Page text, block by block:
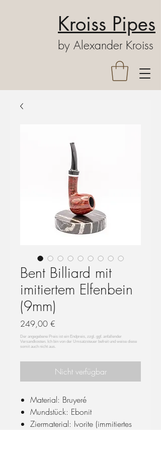
Kroiss Pipes
by Alexander Kroiss
Bent Billiard mit
imitiertem Elfenbein
(9mm)
249,00 €
Nicht verfügbar
Material: Bruyeré
Mundstück: Ebonit
Ziermaterial: Ivorite (immitiertes